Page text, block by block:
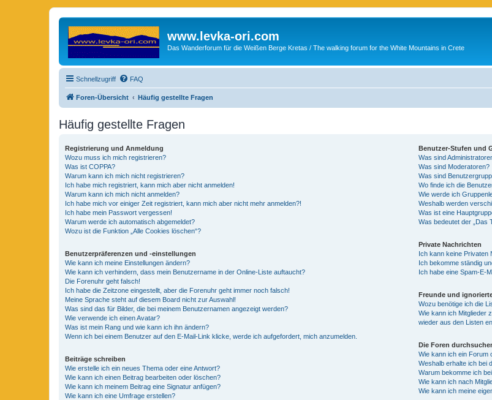
www.levka-ori.com
Das Wanderforum für die Weißen Berge Kretas / The walking forum for the White Mountains in Crete
Schnellzugriff FAQ
Foren-Übersicht Häufig gestellte Fragen
Häufig gestellte Fragen
Registrierung und Anmeldung
Wozu muss ich mich registrieren?
Was ist COPPA?
Warum kann ich mich nicht registrieren?
Ich habe mich registriert, kann mich aber nicht anmelden!
Warum kann ich mich nicht anmelden?
Ich habe mich vor einiger Zeit registriert, kann mich aber nicht mehr anmelden?!
Ich habe mein Passwort vergessen!
Warum werde ich automatisch abgemeldet?
Wozu ist die Funktion „Alle Cookies löschen“?
Benutzerpräferenzen und -einstellungen
Wie kann ich meine Einstellungen ändern?
Wie kann ich verhindern, dass mein Benutzername in der Online-Liste auftaucht?
Die Forenuhr geht falsch!
Ich habe die Zeitzone eingestellt, aber die Forenuhr geht immer noch falsch!
Meine Sprache steht auf diesem Board nicht zur Auswahl!
Was sind das für Bilder, die bei meinem Benutzernamen angezeigt werden?
Wie verwende ich einen Avatar?
Was ist mein Rang und wie kann ich ihn ändern?
Wenn ich bei einem Benutzer auf den E-Mail-Link klicke, werde ich aufgefordert, mich anzumelden.
Beiträge schreiben
Wie erstelle ich ein neues Thema oder eine Antwort?
Wie kann ich einen Beitrag bearbeiten oder löschen?
Wie kann ich meinem Beitrag eine Signatur anfügen?
Wie kann ich eine Umfrage erstellen?
Benutzer-Stufen und
Was sind
Was sind Moderatoren?
Was sind
Wo finde ich die
Wie werde ich
Weshalb werden
Was ist eine
Was bedeutet der „Das
Private Nachrichten
Ich kann keine Privaten
Ich bekomme ständig
Ich habe eine Spam-E-
Freunde und
Wozu benötige ich die
Wie kann ich Mitglieder
wieder aus den Listen
Die Foren
Wie kann ich ein Forum
Weshalb erhalte ich bei
Warum bekomme ich
Wie kann ich nach
Wie kann ich meine